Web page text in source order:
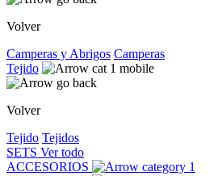
Volver
Camperas y Abrigos Camperas
Tejido
Volver
Tejido Tejidos
SETS Ver todo
ACCESORIOS